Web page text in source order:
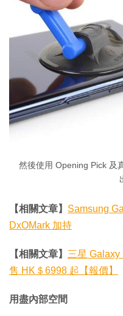
然後使用 Opening Pick 及
【相關文章】 Samsung
DxOMark 加持
【相關文章】 三星 Galaxy
售 HK＄6998 起【報價】
用盡內部空間